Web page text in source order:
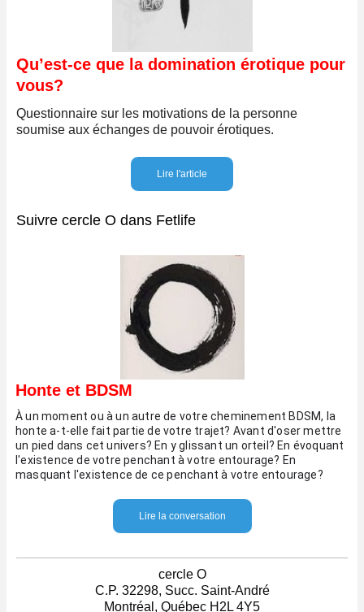
Qu’est-ce que la domination érotique pour
vous?
Questionnaire sur les motivations de la personne
soumise aux échanges de pouvoir érotiques.
Lire l'article
Suivre cercle O dans Fetlife
Honte et BDSM
À un moment ou à un autre de votre cheminement BDSM, la
honte a-t-elle fait partie de votre trajet? Avant d'oser mettre
un pied dans cet univers? En y glissant un orteil? En évoquant
l'existence de votre penchant à votre entourage? En
masquant l'existence de ce penchant à votre entourage?
Lire la conversation
cercle O
C.P. 32298, Succ. Saint-André
Montréal, Québec H2L 4Y5